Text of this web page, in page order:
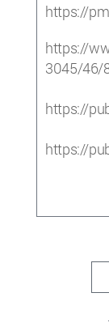
https://
https://
3045/46/
https://
https://